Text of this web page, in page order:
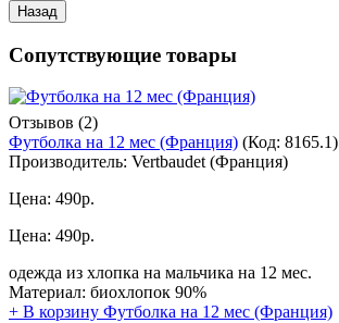
Сопутствующие товары
Отзывов (2)
Футболка на 12 мес (Франция) (Код: 8165.1)
Производитель: Vertbaudet (Франция)
Цена: 490р.
Цена: 490р.
одежда из хлопка на мальчика на 12 мес.
Материал: биохлопок 90%
+ В корзину Футболка на 12 мес (Франция)